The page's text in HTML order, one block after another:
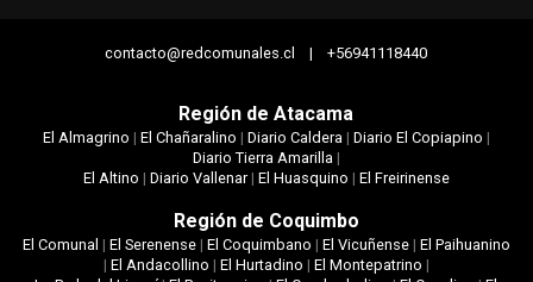
contacto@redcomunales.cl | +56941118440
Región de Atacama
El Almagrino | El Chañaralino | Diario Caldera| Diario El Copiapino |
Diario Tierra Amarilla|
El Altino | Diario Vallenar| El Huasquino | El Freirinense
Región de Coquimbo
El Comunal | El Serenense| El Coquimbano | El Vicuñense| El Paihuanino
| El Andacollino | El Hurtadino | El Montepatrino |